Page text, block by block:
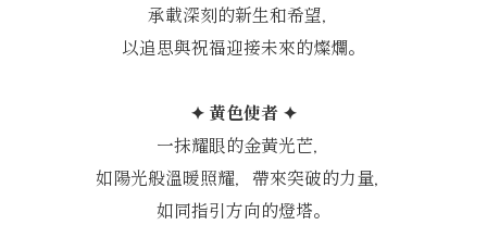
承載深刻的新生和希望，
以追思與祝福迎接未來的燦爛。
✦ 黃色使者 ✦
一抹耀眼的金黃光芒，
如陽光般溫暖照耀，帶來突破的力量，
如同指引方向的燈塔。